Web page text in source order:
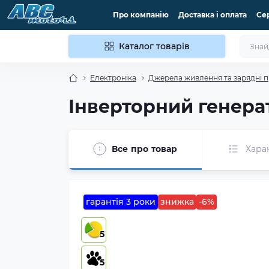
Про компанію Доставка і оплата
Каталог товарів
Електроніка Джерела живлення та зарядні
Інверторний
Все про товар
5
5
гарантія 3 роки знижка -6%